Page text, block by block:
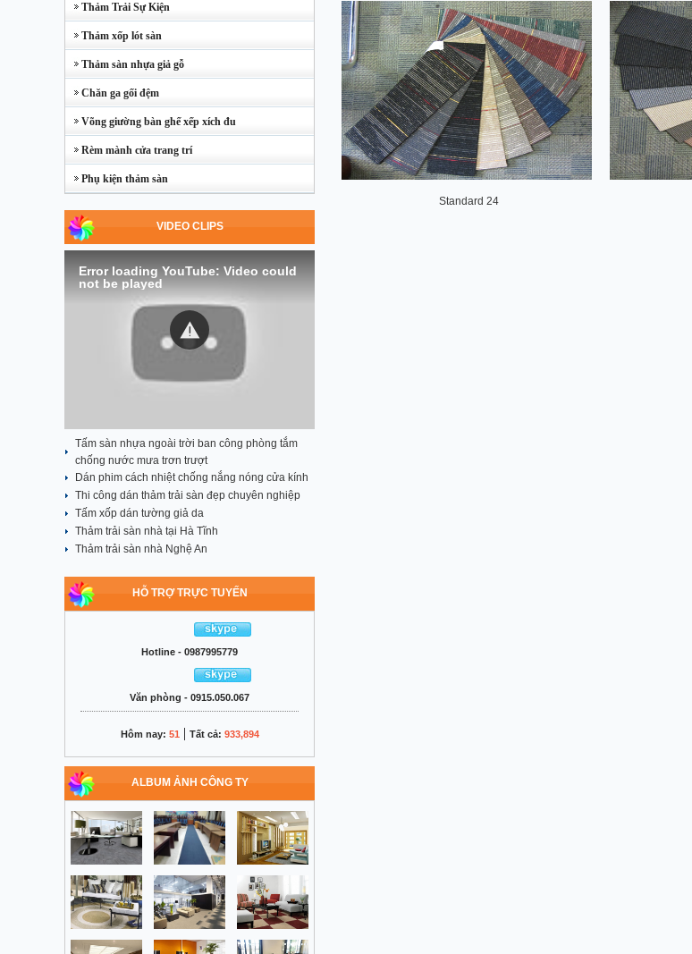
Thảm Trải Sự Kiện
Thảm xốp lót sàn
Thảm sàn nhựa giả gỗ
Chăn ga gối đệm
Võng giường bàn ghế xếp xích đu
Rèm mành cửa trang trí
Phụ kiện thảm sàn
VIDEO CLIPS
Error loading YouTube: Video could
not be played
Tấm sàn nhựa ngoài trời ban công phòng tắm
chống nước mưa trơn trượt
Dán phim cách nhiệt chống nắng nóng cửa kính
Thi công dán thảm trải sàn đẹp chuyên nghiệp
Tấm xốp dán tường giả da
Thảm trải sàn nhà tại Hà Tĩnh
Thảm trải sàn nhà Nghệ An
HỖ TRỢ TRỰC TUYẾN
Hotline - 0987995779
Văn phòng - 0915.050.067
Hôm nay: 51 | Tất cả: 933,894
ALBUM ẢNH CÔNG TY
Standard 24